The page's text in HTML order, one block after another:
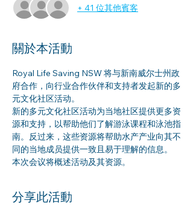
+ 41 位其他賓客
關於本活動
Royal Life Saving NSW 将与新南威尔士州政
府合作，向行业合作伙伴和支持者发起新的多
元文化社区活动。
新的多元文化社区活动为当地社区提供更多资
源和支持，以帮助他们了解游泳课程和泳池指
南。反过来，这些资源将帮助水产产业向其不
同的当地成员提供一致且易于理解的信息。
本次会议将概述活动及其资源。
分享此活動